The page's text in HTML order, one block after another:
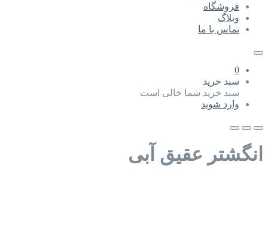
فروشگاه
وبلاگ
تماس با ما
0
سبد خرید
سبد خرید شما خالی است
وارد شوید
انگشتر عقیق آبی